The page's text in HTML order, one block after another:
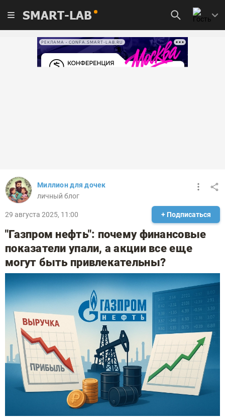
SMART-LAB
РЕКЛАМА • CONFA.SMART-LAB.RU
Миллион для дочек
личный блог
29 августа 2025, 11:00 + Подписаться
"Газпром нефть": почему финансовые
показатели упали, а акции все еще
могут быть привлекательны?